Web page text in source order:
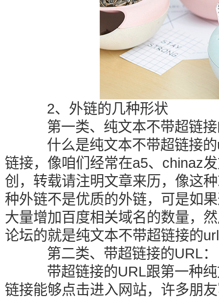
2、外链的几种形状
第一类、纯文本不带超链接
什么是纯文本不带超链接的
链接，像咱们经常在a5、chinaz
创，转载请注明文章来历，像这
种外链不是优质的外链，可是如
大量增加百度相关域名的数量，
论坛的就是纯文本不带超链接的url
第二类、带超链接的URL：
带超链接的URL跟第一种纯
链接能够点击进入网站，许多朋